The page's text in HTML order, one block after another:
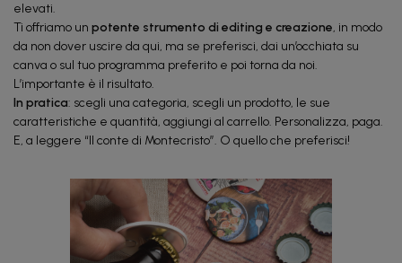
elevati.
Ti offriamo un potente strumento di editing e creazione, in modo
da non dover uscire da qui, ma se preferisci, dai un’occhiata su
canva o sul tuo programma preferito e poi torna da noi.
L’importante è il risultato.
In pratica: scegli una categoria, scegli un prodotto, le sue
caratteristiche e quantità, aggiungi al carrello. Personalizza, paga.
E, a leggere “Il conte di Montecristo”. O quello che preferisci!